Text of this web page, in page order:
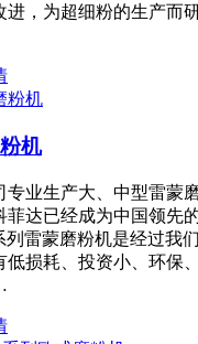
进，为超细粉的生产而
机
专业生产大、中型雷蒙
菲达已经成为中国领先
列雷蒙磨粉机是经过我
低损耗、投资小、环保